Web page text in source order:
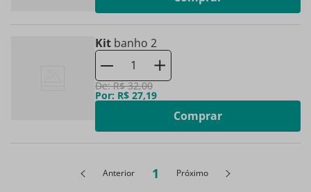
Kit banho 2
De:R$ 32,00
Por: R$ 27,19
Comprar
Anterior 1 Próximo